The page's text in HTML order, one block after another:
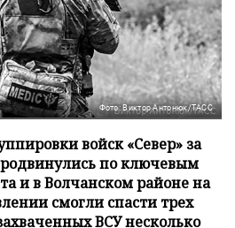
Фото: Виктор Антонюк/ТАСС
войск «Север» за
по ключевым
и в Волчанском районе на
смогли спасти трех
ВСУ несколько